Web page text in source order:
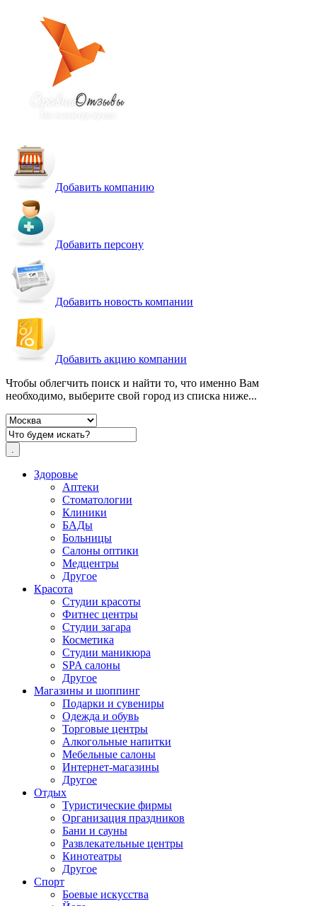
Добавить компанию
Добавить персону
Добавить новость компании
Добавить акцию компании
Чтобы облегчить поиск и найти то, что именно Вам
необходимо, выберите свой город из списка ниже...
Здоровье
Аптеки
Стоматологии
Клиники
БАДы
Больницы
Салоны оптики
Медцентры
Другое
Красота
Студии красоты
Фитнес центры
Студии загара
Косметика
Студии маникюра
SPA салоны
Другое
Магазины и шоппинг
Подарки и сувениры
Одежда и обувь
Торговые центры
Алкогольные напитки
Мебельные салоны
Интернет-магазины
Другое
Отдых
Туристические фирмы
Организация праздников
Бани и сауны
Развлекательные центры
Кинотеатры
Другое
Спорт
Боевые искусства